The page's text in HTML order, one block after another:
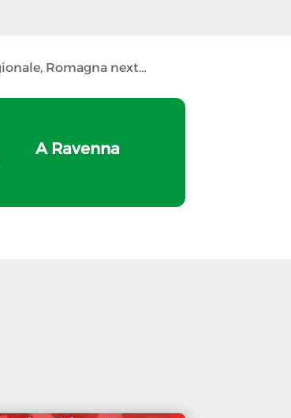
Romagna next…
A Ravenna